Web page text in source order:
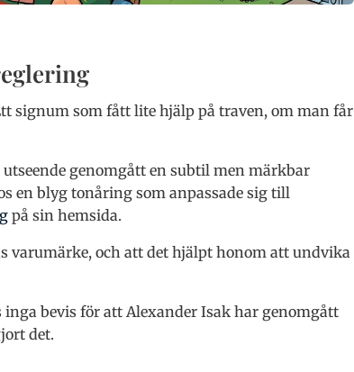
signum som fått lite hjälp på traven, om man får
genomgått en subtil men märkbar
en blyg tonåring som anpassade sig till
på sin hemsida.
varumärke, och att det hjälpt honom att undvika
bevis för att Alexander Isak har genomgått
det.